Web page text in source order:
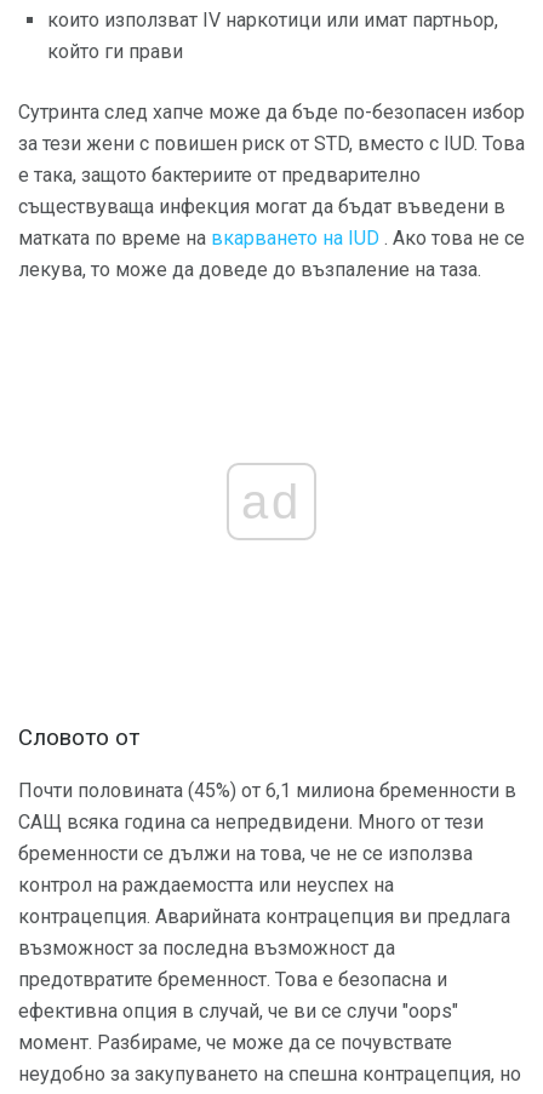
които използват IV наркотици или имат партньор,
който ги прави
Сутринта след хапче може да бъде по-безопасен избор
за тези жени с повишен риск от STD, вместо с IUD. Това
е така, защото бактериите от предварително
съществуваща инфекция могат да бъдат въведени в
матката по време на вкарването на IUD . Ако това не се
лекува, то може да доведе до възпаление на таза.
ad
Словото от
Почти половината (45%) от 6,1 милиона бременности в
САЩ всяка година са непредвидени. Много от тези
бременности се дължи на това, че не се използва
контрол на раждаемостта или неуспех на
контрацепция. Аварийната контрацепция ви предлага
възможност за последна възможност да
предотвратите бременност. Това е безопасна и
ефективна опция в случай, че ви се случи "oops"
момент. Разбираме, че може да се почувствате
неудобно за закупуването на спешна контрацепция, но